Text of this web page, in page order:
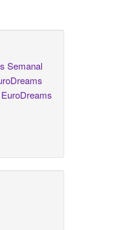
Semanal